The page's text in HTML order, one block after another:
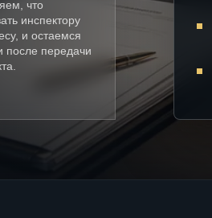
что
инспектору
и остаемся
после передачи